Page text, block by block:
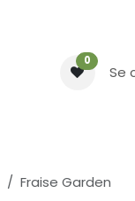
0
Se
Fraise Garden